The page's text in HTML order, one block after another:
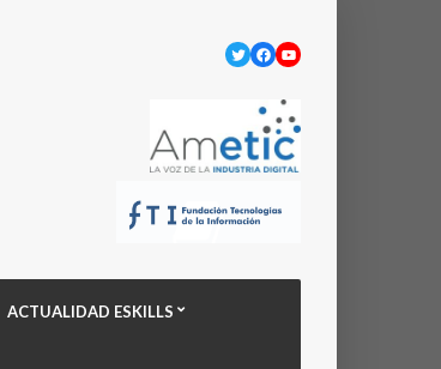
Twitter
Facebook
YouTube
ACTUALIDAD ESKILLS